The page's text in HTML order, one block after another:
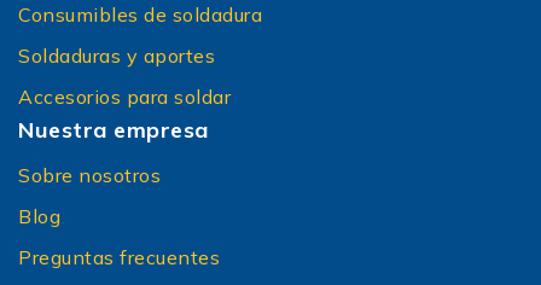
Consumibles de soldadura
Soldaduras y aportes
Accesorios para soldar
Nuestra empresa
Sobre nosotros
Blog
Preguntas frecuentes